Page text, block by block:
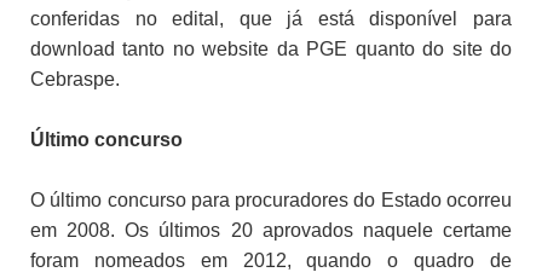
conferidas no edital, que já está disponível para
download tanto no website da PGE quanto do site do
Cebraspe.
Último concurso
O último concurso para procuradores do Estado ocorreu
em 2008. Os últimos 20 aprovados naquele certame
foram nomeados em 2012, quando o quadro de